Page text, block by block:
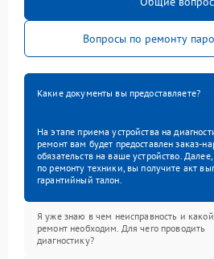
Вопросы по ремонту
Какие документы вы предоставляете?
На этапе приема устройства на
ремонт вам будет предоставлен заказ-
обязательств на ваше устройство.
по ремонту техники, вы получите акт
гарантийный талон.
Я уже знаю в чем неисправность и какой
ремонт необходим. Для чего проводить
диагностику?